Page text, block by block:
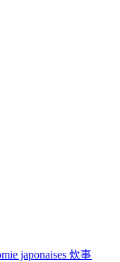
japonaises 炊事